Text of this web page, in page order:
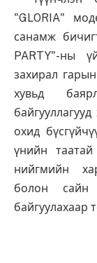
"GLORIA"
санамж
PARTY"-ны
захирал
хувьд
охид
үнийн
нийгмийн
болон сайн
байгуулахаар